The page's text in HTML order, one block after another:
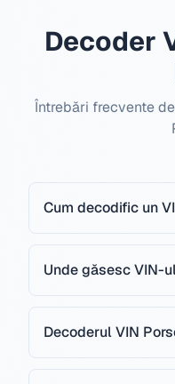
Decoder
Întrebări frecvente
Cum decodific un
Unde găsesc VIN-
Decoderul VIN